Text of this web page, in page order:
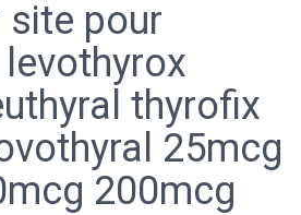
site pour
thyrofix
25mcg
200mcg